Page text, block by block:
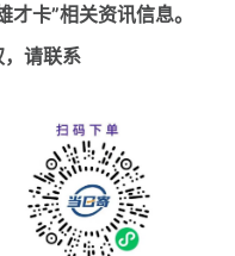
卡”相关资讯信息。
请联系